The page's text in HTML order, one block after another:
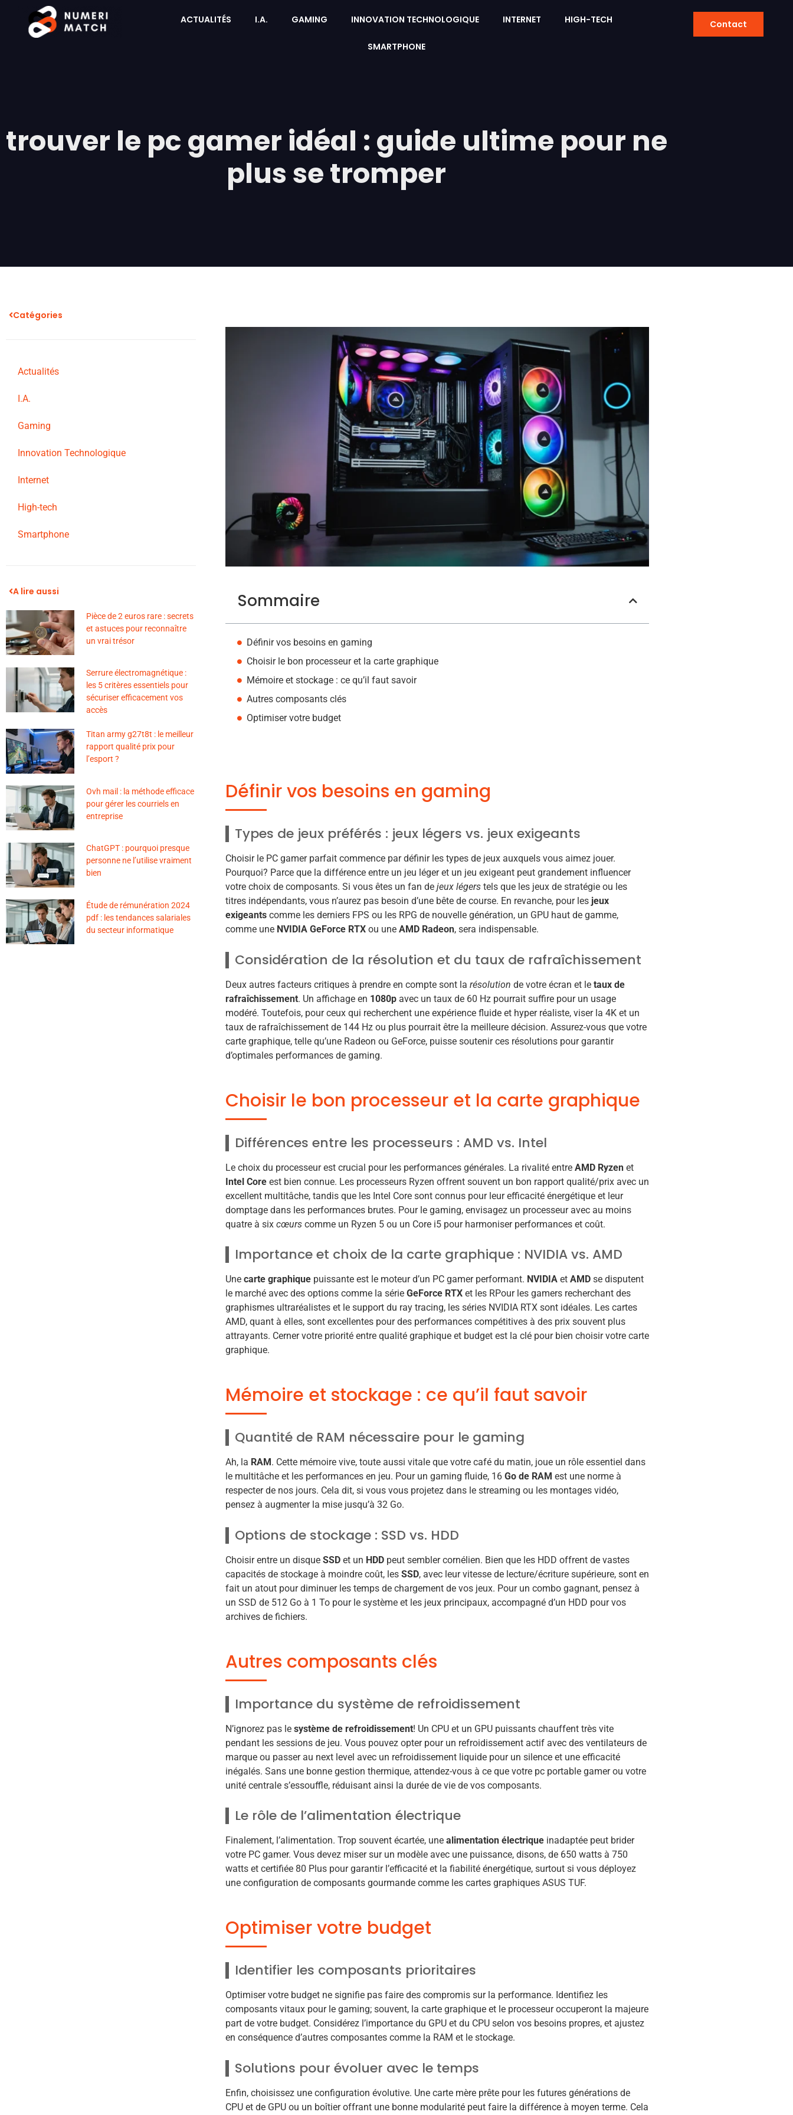
ACTUALITÉS I.A. GAMING INNOVATION TECHNOLOGIQUE INTERNET HIGH-TECH
SMARTPHONE
Contact
trouver le pc gamer idéal : guide ultime pour ne
plus se tromper
Catégories
Actualités
I.A.
Gaming
Innovation Technologique
Internet
High-tech
Smartphone
A lire aussi
Pièce de 2 euros rare : secrets
et astuces pour reconnaître
un vrai trésor
Serrure électromagnétique :
les 5 critères essentiels pour
sécuriser efficacement vos
accès
Titan army g27t8t : le meilleur
rapport qualité prix pour
l’esport ?
Ovh mail : la méthode efficace
pour gérer les courriels en
entreprise
ChatGPT : pourquoi presque
personne ne l’utilise vraiment
bien
Étude de rémunération 2024
pdf : les tendances salariales
du secteur informatique
Sommaire
Définir vos besoins en gaming
Choisir le bon processeur et la carte graphique
Mémoire et stockage : ce qu’il faut savoir
Autres composants clés
Optimiser votre budget
Définir vos besoins en gaming
Types de jeux préférés : jeux légers vs. jeux exigeants
Choisir le PC gamer parfait commence par définir les types de jeux auxquels vous aimez jouer.
Pourquoi? Parce que la différence entre un jeu léger et un jeu exigeant peut grandement influencer
votre choix de composants. Si vous êtes un fan de jeux légerstels que les jeux de stratégie ou les
titres indépendants, vous n’aurez pas besoin d’une bête de course. En revanche, pour les jeux
exigeantscomme les derniers FPS ou les RPG de nouvelle génération, un GPU haut de gamme,
comme une NVIDIA GeForce RTXou une AMD Radeon, sera indispensable.
Considération de la résolution et du taux de rafraîchissement
Deux autres facteurs critiques à prendre en compte sont la résolution de votre écran et le taux de
rafraîchissement. Un affichage en 1080pavec un taux de 60 Hz pourrait suffire pour un usage
modéré. Toutefois, pour ceux qui recherchent une expérience fluide et hyper réaliste, viser la 4K et un
taux de rafraîchissement de 144 Hz ou plus pourrait être la meilleure décision. Assurez-vous que votre
carte graphique, telle qu’une Radeon ou GeForce, puisse soutenir ces résolutions pour garantir
d’optimales performances de gaming.
Choisir le bon processeur et la carte graphique
Différences entre les processeurs : AMD vs. Intel
Le choix du processeur est crucial pour les performances générales. La rivalité entre AMD Ryzenet
Intel Coreest bien connue. Les processeurs Ryzen offrent souvent un bon rapport qualité/prix avec un
excellent multitâche, tandis que les Intel Core sont connus pour leur efficacité énergétique et leur
domptage dans les performances brutes. Pour le gaming, envisagez un processeur avec au moins
quatre à six cœurscomme un Ryzen 5 ou un Core i5 pour harmoniser performances et coût.
Importance et choix de la carte graphique : NVIDIA vs. AMD
Une carte graphiquepuissante est le moteur d’un PC gamer performant. NVIDIAet AMDse disputent
le marché avec des options comme la série GeForce RTXet les RPour les gamers recherchant des
graphismes ultraréalistes et le support du ray tracing, les séries NVIDIA RTX sont idéales. Les cartes
AMD, quant à elles, sont excellentes pour des performances compétitives à des prix souvent plus
attrayants. Cerner votre priorité entre qualité graphique et budget est la clé pour bien choisir votre carte
graphique.
Mémoire et stockage : ce qu’il faut savoir
Quantité de RAM nécessaire pour le gaming
Ah, la RAM . Cette mémoire vive, toute aussi vitale que votre café du matin, joue un rôle essentiel dans
le multitâche et les performances en jeu. Pour un gaming fluide, 16 Go de RAM est une norme à
respecter de nos jours. Cela dit, si vous vous projetez dans le streaming ou les montages vidéo,
pensez à augmenter la mise jusqu’à 32 Go.
Options de stockage : SSD vs. HDD
Choisir entre un disque SSDet un HDDpeut sembler cornélien. Bien que les HDD offrent de vastes
capacités de stockage à moindre coût, les SSD, avec leur vitesse de lecture/écriture supérieure, sont en
fait un atout pour diminuer les temps de chargement de vos jeux. Pour un combo gagnant, pensez à
un SSD de 512 Go à 1 To pour le système et les jeux principaux, accompagné d’un HDD pour vos
archives de fichiers.
Autres composants clés
Importance du système de refroidissement
N’ignorez pas le système de refroidissement! Un CPU et un GPU puissants chauffent très vite
pendant les sessions de jeu. Vous pouvez opter pour un refroidissement actif avec des ventilateurs de
marque ou passer au next level avec un refroidissement liquide pour un silence et une efficacité
inégalés. Sans une bonne gestion thermique, attendez-vous à ce que votre pc portable gamer ou votre
unité centrale s’essouffle, réduisant ainsi la durée de vie de vos composants.
Le rôle de l’alimentation électrique
Finalement, l’alimentation. Trop souvent écartée, une alimentation électriqueinadaptée peut brider
votre PC gamer. Vous devez miser sur un modèle avec une puissance, disons, de 650 watts à 750
watts et certifiée 80 Plus pour garantir l’efficacité et la fiabilité énergétique, surtout si vous déployez
une configuration de composants gourmande comme les cartes graphiques ASUS TUF.
Optimiser votre budget
Identifier les composants prioritaires
Optimiser votre budget ne signifie pas faire des compromis sur la performance. Identifiez les
composants vitaux pour le gaming; souvent, la carte graphique et le processeur occuperont la majeure
part de votre budget. Considérez l’importance du GPU et du CPU selon vos besoins propres, et ajustez
en conséquence d’autres composantes comme la RAM et le stockage.
Solutions pour évoluer avec le temps
Enfin, choisissez une configuration évolutive. Une carte mère prête pour les futures générations de
CPU et de GPU ou un boîtier offrant une bonne modularité peut faire la différence à moyen terme. Cela